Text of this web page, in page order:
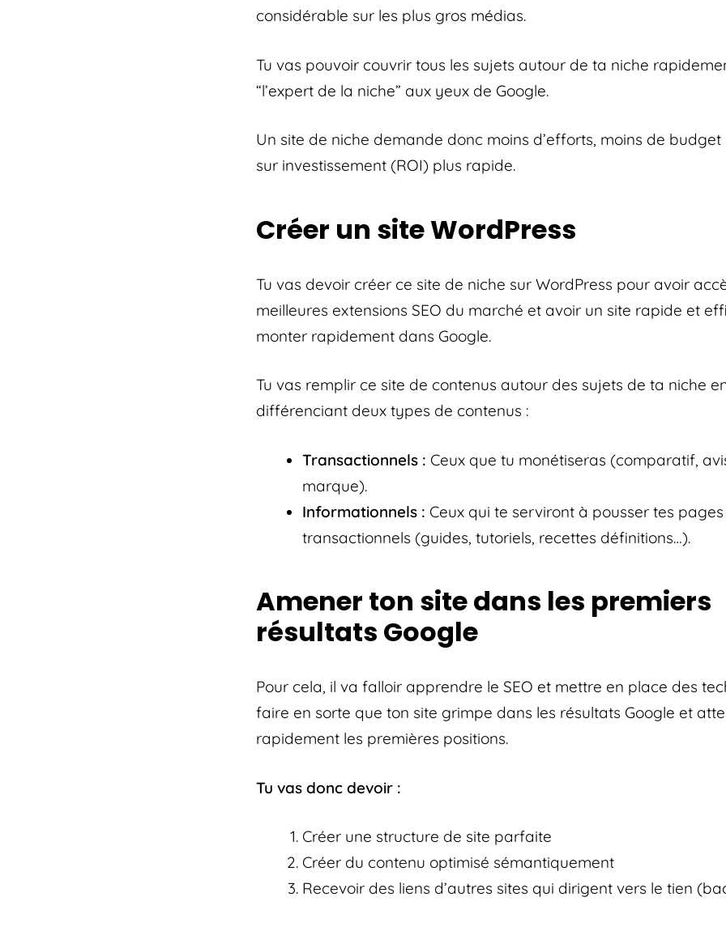
considérable sur les plus gros médias.
Tu vas pouvoir couvrir tous les sujets autour de ta niche
“l’expert de la niche” aux yeux de Google.
Un site de niche demande donc moins d’efforts, moins de
sur investissement (ROI) plus rapide.
Créer un site WordPress
Tu vas devoir créer ce site de niche sur WordPress pour avoir
meilleures extensions SEO du marché et avoir un site rapide et
monter rapidement dans Google.
Tu vas remplir ce site de contenus autour des sujets de ta niche
différenciant deux types de contenus :
Transactionnels : Ceux que tu monétiseras (comparatif,
marque).
Informationnels : Ceux qui te serviront à pousser tes pages
transactionnels (guides, tutoriels, recettes définitions…).
Amener ton site dans les premiers
résultats Google
Pour cela, il va falloir apprendre le SEO et mettre en place des
faire en sorte que ton site grimpe dans les résultats Google et
rapidement les premières positions.
Tu vas donc devoir :
Créer une structure de site parfaite
Créer du contenu optimisé sémantiquement
Recevoir des liens d’autres sites qui dirigent vers le tien